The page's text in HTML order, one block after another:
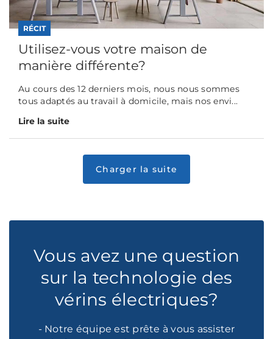
RÉCIT
Utilisez-vous votre maison de
manière différente?
Au cours des 12 derniers mois, nous nous sommes
tous adaptés au travail à domicile, mais nos envi...
Lire la suite
Vous avez une question
sur la technologie des
vérins électriques?
- Notre équipe est prête à vous assister